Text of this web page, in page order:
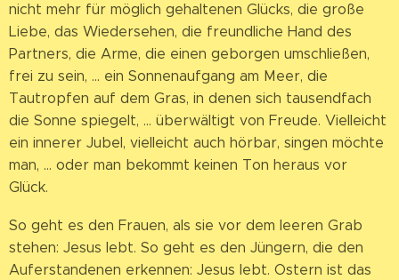
nicht mehr für möglich gehaltenen Glücks, die große
Liebe, das Wiedersehen, die freundliche Hand des
Partners, die Arme, die einen geborgen umschließen,
frei zu sein, ... ein Sonnenaufgang am Meer, die
Tautropfen auf dem Gras, in denen sich tausendfach
die Sonne spiegelt, ... überwältigt von Freude. Vielleicht
ein innerer Jubel, vielleicht auch hörbar, singen möchte
man, ... oder man bekommt keinen Ton heraus vor
Glück.
So geht es den Frauen, als sie vor dem leeren Grab
stehen: Jesus lebt. So geht es den Jüngern, die den
Auferstandenen erkennen: Jesus lebt. Ostern ist das